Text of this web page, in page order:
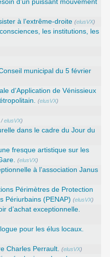
d’un puissant mouvement
à l’extrême-droite (elusVX)
les institutions, les
municipal du 5 février
d’Application de Vénissieux
(elusVX)
/elusVX)
dans le cadre du Jour du
fresque artistique sur les
(elusVX)
à l’association Janus
Périmètres de Protection
Périurbains (PENAP) (elusVX)
d’achat exceptionnelle.
pour les élus locaux.
Charles Perrault. (elusVX)